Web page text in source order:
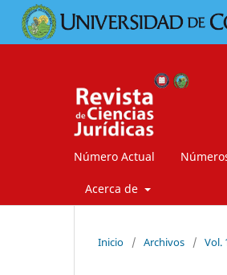
Número Actual
Acerca de
Inicio / Archivos / Vol.